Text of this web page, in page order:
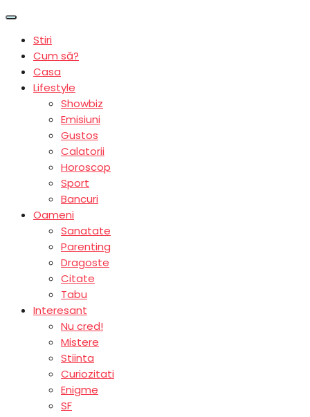
Stiri
Cum să?
Casa
Lifestyle
Showbiz
Emisiuni
Gustos
Calatorii
Horoscop
Sport
Bancuri
Oameni
Sanatate
Parenting
Dragoste
Citate
Tabu
Interesant
Nu cred!
Mistere
Stiinta
Curiozitati
Enigme
SF